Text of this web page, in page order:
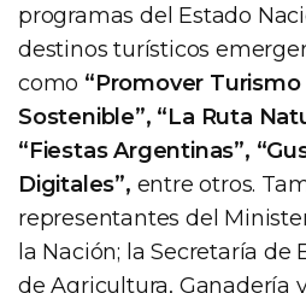
programas del Estado
destinos turísticos
como “Promover
Sostenible”, “La Ruta
“Fiestas Argentinas”,
Digitales”, entre otros.
representantes del
la Nación; la Secretaría de
de Agricultura, Ganadería